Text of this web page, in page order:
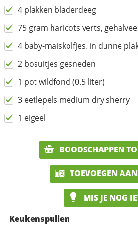
4 plakken bladerdeeg
75 gram haricots verts,
4 baby-maiskolfjes, in dunne
2 bosuitjes gesneden
1 pot wildfond (0.5 liter)
3 eetlepels medium dry sherry
1 eigeel
BOODSCHAPPEN
TOEVOEGEN
MIS JE NOG
Keukenspullen